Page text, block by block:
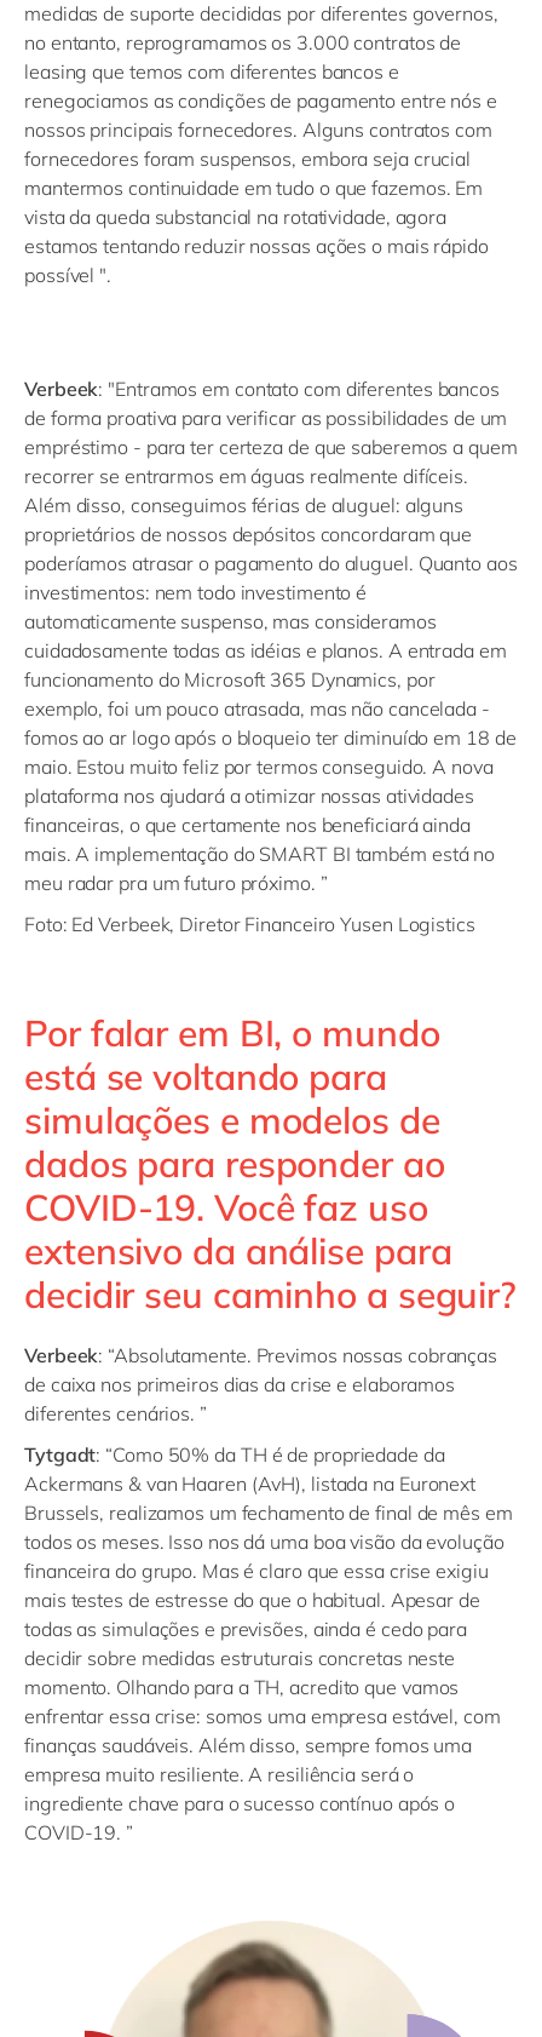
medidas de suporte decididas por diferentes governos,
no entanto, reprogramamos os 3.000 contratos de
leasing que temos com diferentes bancos e
renegociamos as condições de pagamento entre nós e
nossos principais fornecedores. Alguns contratos com
fornecedores foram suspensos, embora seja crucial
mantermos continuidade em tudo o que fazemos. Em
vista da queda substancial na rotatividade, agora
estamos tentando reduzir nossas ações o mais rápido
possível ".
Verbeek: "Entramos em contato com diferentes bancos
de forma proativa para verificar as possibilidades de um
empréstimo - para ter certeza de que saberemos a quem
recorrer se entrarmos em águas realmente difíceis.
Além disso, conseguimos férias de aluguel: alguns
proprietários de nossos depósitos concordaram que
poderíamos atrasar o pagamento do aluguel. Quanto aos
investimentos: nem todo investimento é
automaticamente suspenso, mas consideramos
cuidadosamente todas as idéias e planos. A entrada em
funcionamento do Microsoft 365 Dynamics, por
exemplo, foi um pouco atrasada, mas não cancelada -
fomos ao ar logo após o bloqueio ter diminuído em 18 de
maio. Estou muito feliz por termos conseguido. A nova
plataforma nos ajudará a otimizar nossas atividades
financeiras, o que certamente nos beneficiará ainda
mais. A implementação do SMART BI também está no
meu radar pra um futuro próximo. ”
Foto: Ed Verbeek, Diretor Financeiro Yusen Logistics
Por falar em BI, o mundo
está se voltando para
simulações e modelos de
dados para responder ao
COVID-19. Você faz uso
extensivo da análise para
decidir seu caminho a seguir?
Verbeek: “Absolutamente. Previmos nossas cobranças
de caixa nos primeiros dias da crise e elaboramos
diferentes cenários. ”
Tytgadt: “Como 50% da TH é de propriedade da
Ackermans & van Haaren (AvH), listada na Euronext
Brussels, realizamos um fechamento de final de mês em
todos os meses. Isso nos dá uma boa visão da evolução
financeira do grupo. Mas é claro que essa crise exigiu
mais testes de estresse do que o habitual. Apesar de
todas as simulações e previsões, ainda é cedo para
decidir sobre medidas estruturais concretas neste
momento. Olhando para a TH, acredito que vamos
enfrentar essa crise: somos uma empresa estável, com
finanças saudáveis. Além disso, sempre fomos uma
empresa muito resiliente. A resiliência será o
ingrediente chave para o sucesso contínuo após o
COVID-19. ”